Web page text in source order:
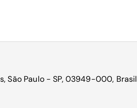
São Paulo - SP, 03949-000, Brasil